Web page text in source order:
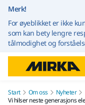
Merk!
For øyeblikket er ikke
som kan bety lengre
tålmodighet og
Start Om oss
Nyheter
Vi hilser neste generasjons